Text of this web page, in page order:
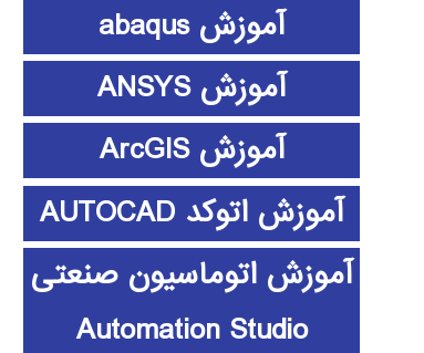
آموزش abaqus
آموزش ANSYS
آموزش ArcGIS
آموزش اتوکد AUTOCAD
آموزش اتوماسیون صنعتی
Automation Studio